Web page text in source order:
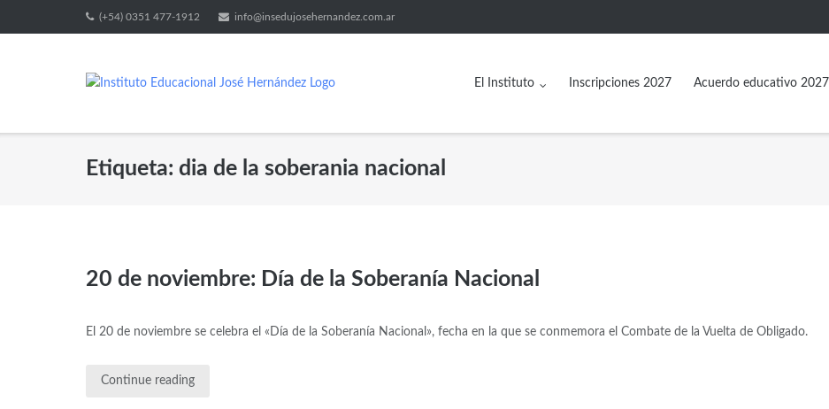
(+54) 0351 477-1912 info@insedujosehernandez.com.ar
El Instituto Inscripciones 2027 Acuerdo educativo 2027
Etiqueta: dia de la soberania nacional
20 de noviembre: Día de la Soberanía Nacional
El 20 de noviembre se celebra el «Día de la Soberanía Nacional», fecha en la que se conmemora el Combate de la Vuelta de Obligado.
Continue reading